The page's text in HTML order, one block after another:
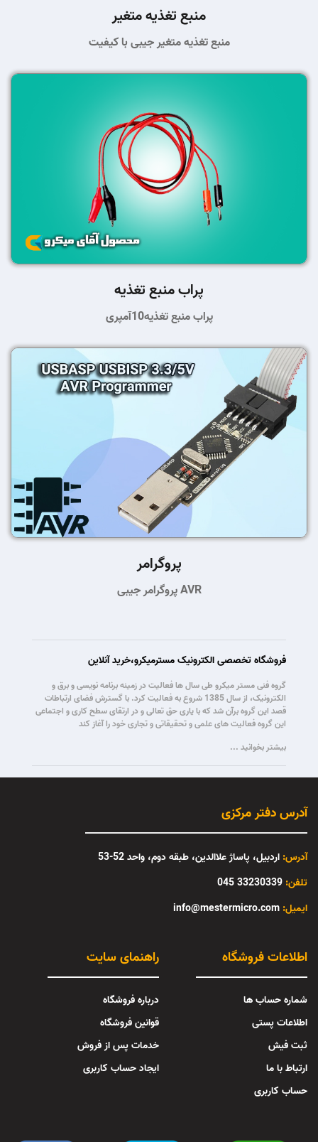
منبع تغذیه متغیر
منبع تغذیه متغیر جیبی با کیفیت
پراب منبع تغذیه
پراب منبع تغذیه10آمپری
پروگرامر
پروگرامر جیبی AVR
فروشگاه تخصصی الکترونیک مسترمیکرو،خرید آنلاین
گروه فنی مستر میکرو طی سال ها فعالیت در زمینه برنامه نویسی و برق و
الکترونیک، از سال 1385 شروع به فعالیت کرد. با گسترش فضای ارتباطات
قصد این گروه برآن شد که با یاری حق تعالی و در ارتقای سطح کاری و اجتماعی
این گروه فعالیت های علمی و تحقیقاتی و تجاری خود را آغاز کند
بیشتر بخوانید ...
آدرس دفتر مرکزی
آدرس: اردبیل، پاساژ علاالدین، طبقه دوم، واحد 52-53
تلفن: 33230339 045
info@mestermicro.com :ایمیل
راهنمای سایت
درباره فروشگاه
قوانین فروشگاه
خدمات پس از فروش
ایجاد حساب کاربری
اطلاعات فروشگاه
شماره حساب ها
اطلاعات پستی
ثبت فیش
ارتباط با ما
حساب کاربری